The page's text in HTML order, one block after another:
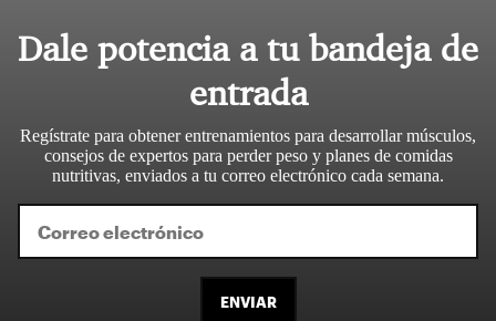
Dale potencia a tu bandeja de
entrada
Regístrate para obtener entrenamientos para desarrollar músculos,
consejos de expertos para perder peso y planes de comidas
nutritivas, enviados a tu correo electrónico cada semana.
ENVIAR